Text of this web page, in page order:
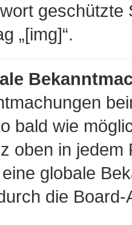
„[img]“.
bald wie
oben in
globale
die